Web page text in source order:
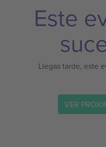
Este
Llegas tarde, este
VER